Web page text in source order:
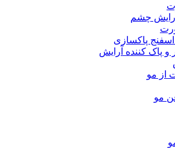
چشم
پاکسازی
و پاک کننده آرایش
از مو
مو